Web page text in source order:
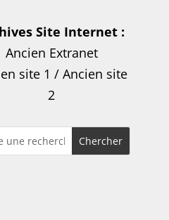
Site Internet :
Ancien Extranet
site 1 /Ancien site
2